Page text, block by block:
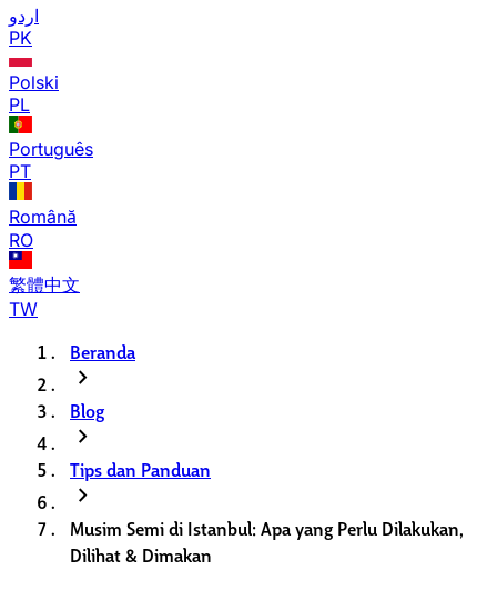
اردو
PK
Polski
PL
Português
PT
Română
RO
繁體中文
TW
Beranda
chevron_right
Blog
chevron_right
Tips dan Panduan
chevron_right
Musim Semi di Istanbul: Apa yang Perlu Dilakukan,
Dilihat & Dimakan